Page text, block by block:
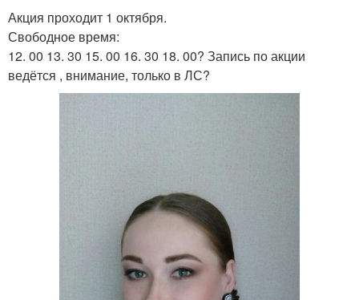
Акция проходит 1 октября.
Свободное время:
12. 00 13. 30 15. 00 16. 30 18. 00? Запись по акции
ведётся , внимание, только в ЛС?